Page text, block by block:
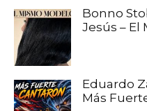
Bonno
Jesús – El
Eduardo
Más